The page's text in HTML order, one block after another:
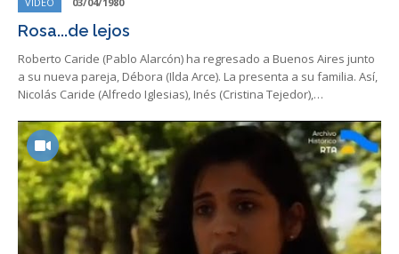
Rosa...de lejos
Roberto Caride (Pablo Alarcón) ha regresado a Buenos Aires junto
a su nueva pareja, Débora (Ilda Arce). La presenta a su familia. Así,
Nicolás Caride (Alfredo Iglesias), Inés (Cristina Tejedor),…